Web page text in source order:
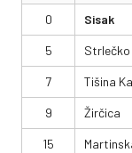
0 Sisak
5 Strlečko
7 Tišina
9 Žirčica
15